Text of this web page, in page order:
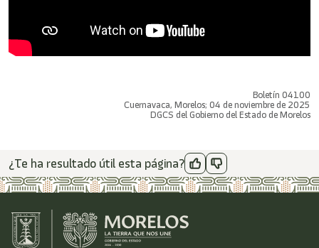
Boletín 04100
Cuernavaca, Morelos; 04 de noviembre de 2025
DGCS del Gobierno del Estado de Morelos
¿Te ha resultado útil esta página?